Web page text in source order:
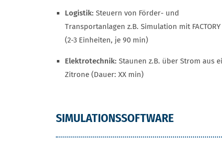
Logistik: Steuern von Förder- und
Transportanlagen z.B. Simulation mit FACTORY
(2-3 Einheiten, je 90 min)
Elektrotechnik: Staunen z.B. über Strom aus
Zitrone (Dauer: XX min)
SIMULATIONSSOFTWARE